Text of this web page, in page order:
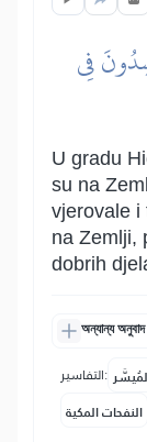
فِي
U gradu
su na
vjerovale i
na Zemlji,
dobrih
অন্যান্য
التفاسير:
النفحات المكية